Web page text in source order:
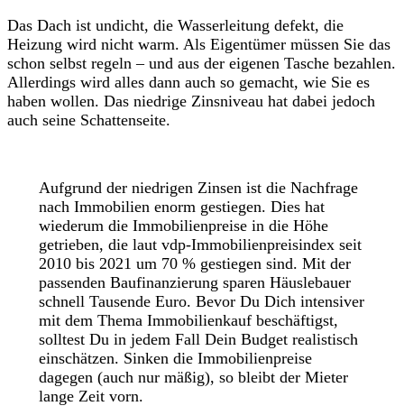
Das Dach ist undicht, die Wasserleitung defekt, die
Heizung wird nicht warm. Als Eigentümer müssen Sie das
schon selbst regeln – und aus der eigenen Tasche bezahlen.
Allerdings wird alles dann auch so gemacht, wie Sie es
haben wollen. Das niedrige Zinsniveau hat dabei jedoch
auch seine Schattenseite.
Aufgrund der niedrigen Zinsen ist die Nachfrage
nach Immobilien enorm gestiegen. Dies hat
wiederum die Immobilienpreise in die Höhe
getrieben, die laut vdp-Immobilienpreisindex seit
2010 bis 2021 um 70 % gestiegen sind. Mit der
passenden Baufinanzierung sparen Häuslebauer
schnell Tausende Euro. Bevor Du Dich intensiver
mit dem Thema Immobilienkauf beschäftigst,
solltest Du in jedem Fall Dein Budget realistisch
einschätzen. Sinken die Immobilienpreise
dagegen (auch nur mäßig), so bleibt der Mieter
lange Zeit vorn.